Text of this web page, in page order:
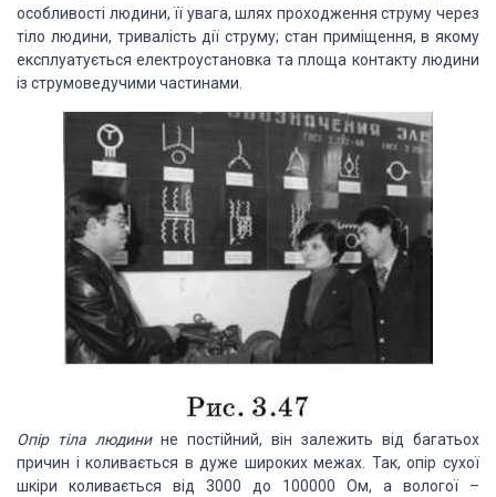
особливості людини, її увага, шлях проходження струму через
тіло людини, тривалість дії струму; стан приміщення, в якому
експлуатується електроустановка та площа контакту людини
із струмоведучими частинами.
Опір тіла людинине постійний, він залежить від багатьох
причин і коливається в дуже широких межах. Так, опір сухої
шкіри коливається від 3000 до 100000 Ом, а вологої –